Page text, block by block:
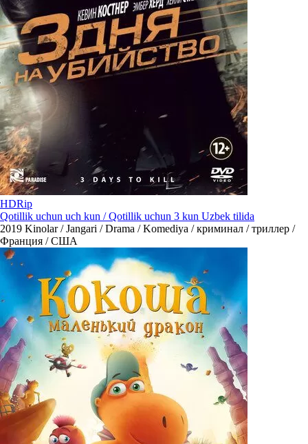
HDRip
Qotillik uchun uch kun / Qotillik uchun 3 kun Uzbek tilida
2019 Kinolar / Jangari / Drama / Komediya / криминал / триллер /
Франция / США